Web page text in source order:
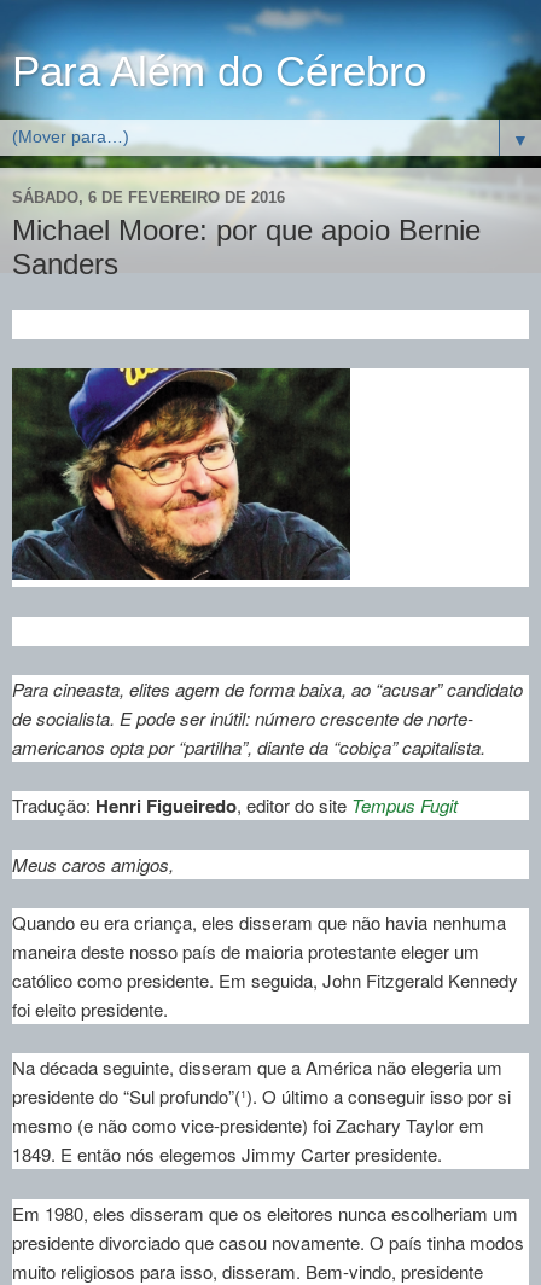
Para Além do Cérebro
▼
SÁBADO, 6 DE FEVEREIRO DE 2016
Michael Moore: por que apoio Bernie
Sanders
Para cineasta, elites agem de forma baixa, ao “acusar” candidato
de socialista. E pode ser inútil: número crescente de norte-
americanos opta por “partilha”, diante da “cobiça” capitalista.
Tradução: Henri Figueiredo, editor do site Tempus Fugit
Meus caros amigos,
Quando eu era criança, eles disseram que não havia nenhuma
maneira deste nosso país de maioria protestante eleger um
católico como presidente. Em seguida, John Fitzgerald Kennedy
foi eleito presidente.
Na década seguinte, disseram que a América não elegeria um
presidente do “Sul profundo”(¹). O último a conseguir isso por si
mesmo (e não como vice-presidente) foi Zachary Taylor em
1849. E então nós elegemos Jimmy Carter presidente.
Em 1980, eles disseram que os eleitores nunca escolheriam um
presidente divorciado que casou novamente. O país tinha modos
muito religiosos para isso, disseram. Bem-vindo, presidente